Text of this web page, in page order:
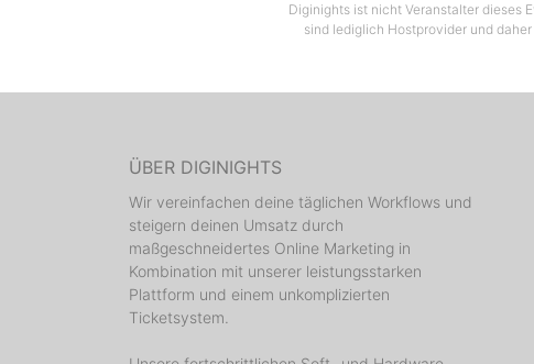
Diginights ist nicht Veranstalter dieses
sind lediglich Hostprovider und
ÜBER DIGINIGHTS
Wir vereinfachen deine täglichen Workflows und
steigern deinen Umsatz durch
maßgeschneidertes Online Marketing in
Kombination mit unserer leistungsstarken
Plattform und einem unkomplizierten
Ticketsystem.